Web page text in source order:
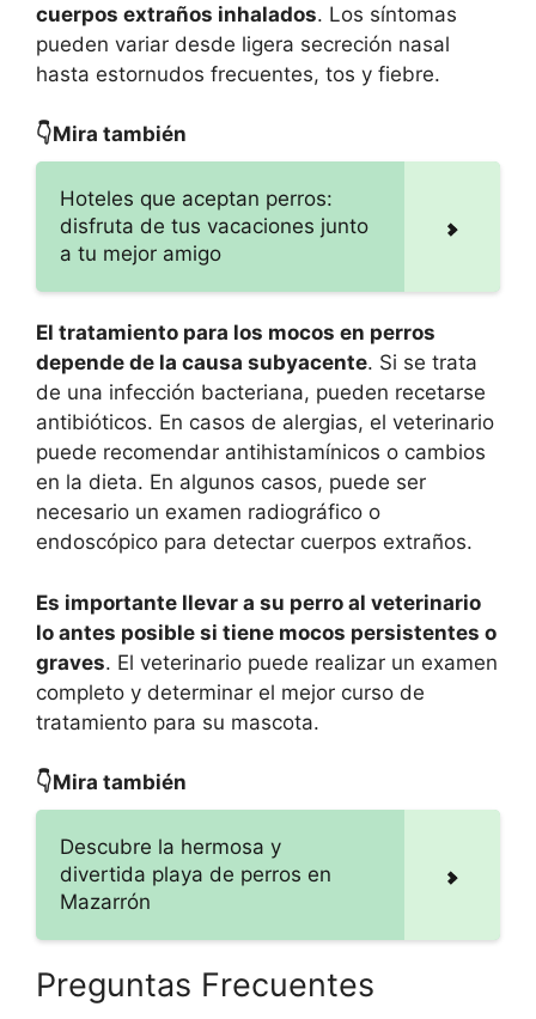
cuerpos extraños inhalados. Los síntomas
pueden variar desde ligera secreción nasal
hasta estornudos frecuentes, tos y fiebre.
👇Mira también
Hoteles que aceptan perros:
disfruta de tus vacaciones junto
a tu mejor amigo
El tratamiento para los mocos en perros
depende de la causa subyacente. Si se trata
de una infección bacteriana, pueden recetarse
antibióticos. En casos de alergias, el veterinario
puede recomendar antihistamínicos o cambios
en la dieta. En algunos casos, puede ser
necesario un examen radiográfico o
endoscópico para detectar cuerpos extraños.
Es importante llevar a su perro al veterinario
lo antes posible si tiene mocos persistentes o
graves. El veterinario puede realizar un examen
completo y determinar el mejor curso de
tratamiento para su mascota.
👇Mira también
Descubre la hermosa y
divertida playa de perros en
Mazarrón
Preguntas Frecuentes